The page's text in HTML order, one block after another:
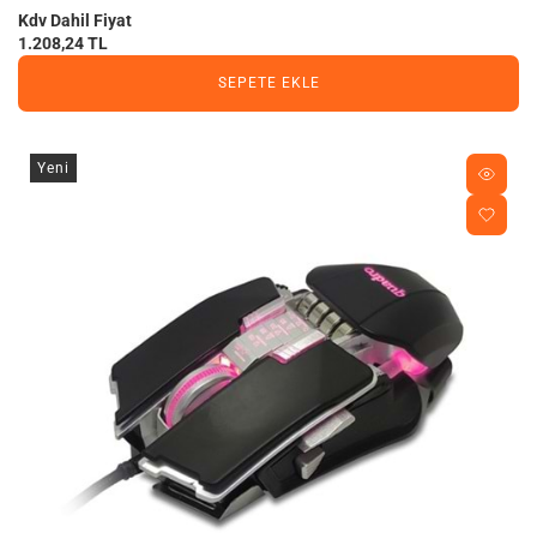
Kdv Dahil Fiyat
1.208,24 TL
SEPETE EKLE
Yeni